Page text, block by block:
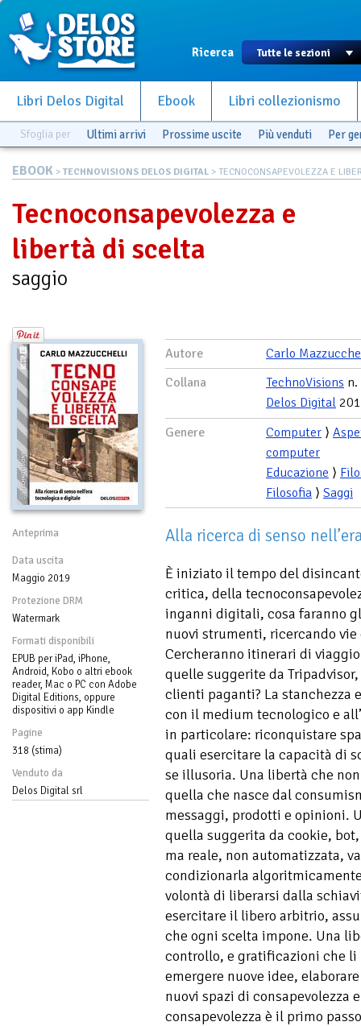
Ricerca
Libri Delos Digital Ebook Libri collezionismo
Sfoglia per Ultimi arrivi Prossime uscite Più venduti Per
EBOOK > TECHNOVISIONS DELOS DIGITAL > TECNOCONSAPEVOLEZZA E
Tecnoconsapevolezza e
libertà di scelta
saggio
Anteprima
Data uscita
Maggio 2019
Protezione DRM
Watermark
Formati disponibili
EPUB per iPad, iPhone,
Android, Kobo o altri ebook
reader, Mac o PC con Adobe
Digital Editions, oppure
dispositivi o app Kindle
Pagine
318 (stima)
Venduto da
Delos Digital srl
Autore
Carlo
Collana
TechnoVisions
Delos Digital
Genere
Computer ⟩
computer
Educazione ⟩
Filosofia ⟩ Saggi
Alla ricerca di senso
È iniziato il tempo del
critica, della
inganni digitali, cosa faranno
nuovi strumenti, ricercando
Cercheranno itinerari di
quelle suggerite da
clienti paganti? La stanchezza
con il medium tecnologico e
in particolare: riconquistare
quali esercitare la capacità di
se illusoria. Una libertà che
quella che nasce dal
messaggi, prodotti e opinioni.
quella suggerita da cookie,
ma reale, non automatizzata,
condizionarla
volontà di liberarsi dalla
esercitare il libero arbitrio,
che ogni scelta impone. Una
controllo, e gratificazioni che
emergere nuove idee,
nuovi spazi di consapevolezza
consapevolezza è il primo